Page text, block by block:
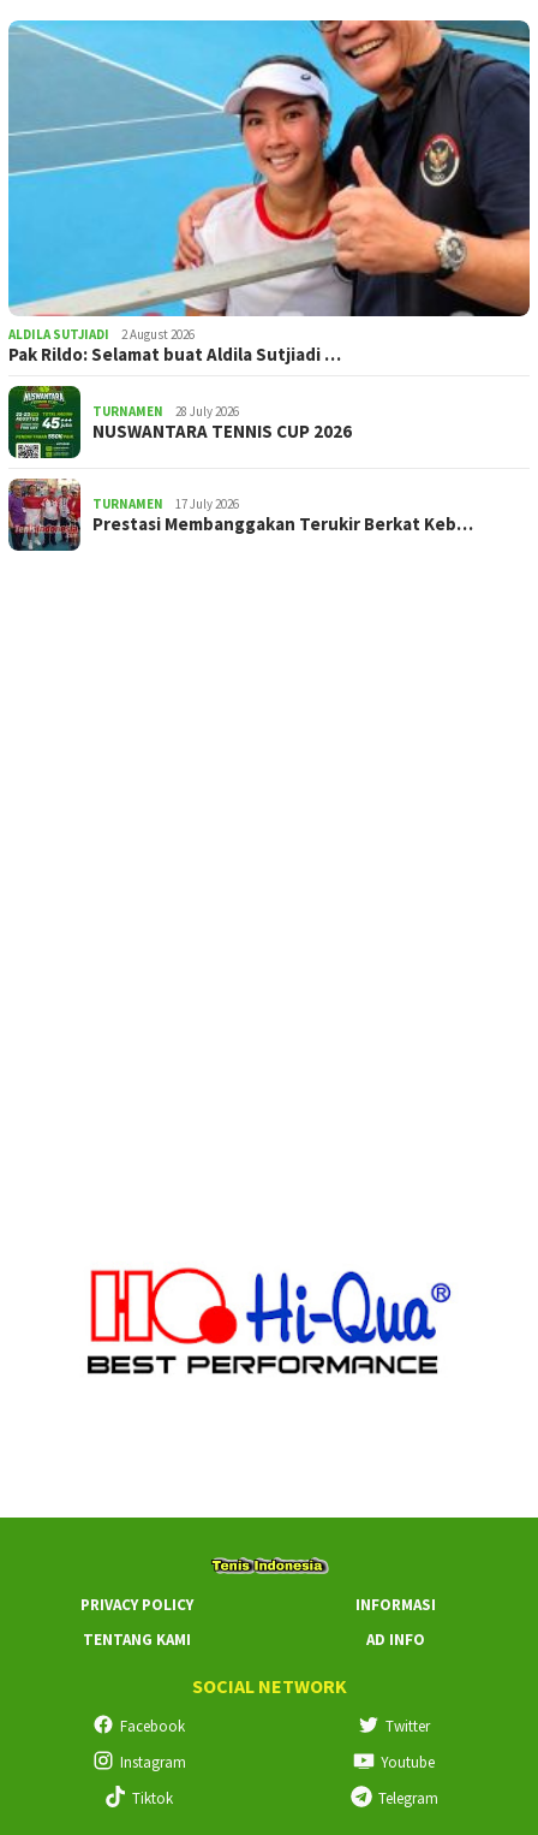
ALDILA SUTJIADI 2 August 2026
Pak Rildo: Selamat buat Aldila Sutjiadi …
TURNAMEN 28 July 2026
NUSWANTARA TENNIS CUP 2026
TURNAMEN 17 July 2026
Prestasi Membanggakan Terukir Berkat Keb…
PRIVACY POLICY
INFORMASI
TENTANG KAMI
AD INFO
SOCIAL NETWORK
Facebook
Twitter
Instagram
Youtube
Tiktok
Telegram